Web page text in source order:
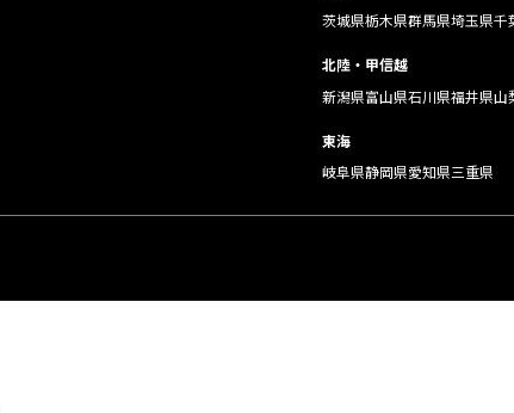
茨城県栃木県群馬県埼玉県千
北陸・甲信越
新潟県富山県石川県福井県山
東海
岐阜県静岡県愛知県三重県